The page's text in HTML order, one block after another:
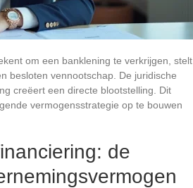
om een banklening te verkrijgen, stelt
besloten vennootschap. De juridische
creëert een directe blootstelling. Dit
vermogensstrategie op te bouwen
de